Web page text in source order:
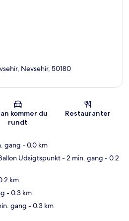
Kort
Nevsehir, 50180
kommer du
rundt
Restauranter
gang - 0.0 km
Udsigtspunkt- 2 min. gang - 0.2
km
- 0.3 km
gang - 0.3 km